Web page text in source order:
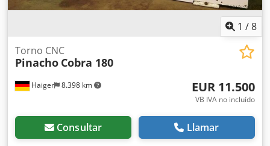
1 /8
Haiger 8.398 km
Torno CNC
Pinacho Cobra 180
EUR 11.500
VB IVA no incluído
Consultar Llamar